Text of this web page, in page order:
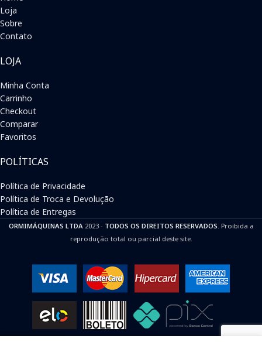
Loja
Sobre
Contato
LOJA
Minha Conta
Carrinho
Checkout
Comparar
Favoritos
POLÍTICAS
Política de Privacidade
Política de Troca e Devolução
Política de Entregas
ORMIMÁQUINAS LTDA2023 - TODOS OS DIREITOS RESERVADOS. Proibida a
reprodução total ou parcial deste site.